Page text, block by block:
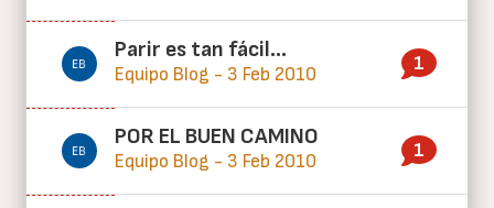
Parir es tan fácil...
Equipo Blog - 3 Feb 2010 1
POR EL BUEN CAMINO
Equipo Blog - 3 Feb 2010 1